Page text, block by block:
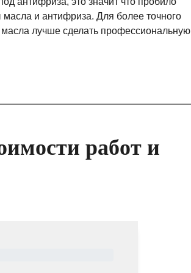
масла и антифриза. Для более точного
лучше сделать профессиональную
работ и